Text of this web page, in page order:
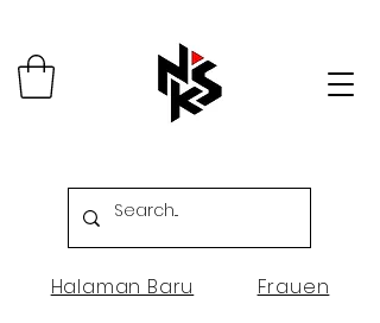
Halaman Baru Frauen